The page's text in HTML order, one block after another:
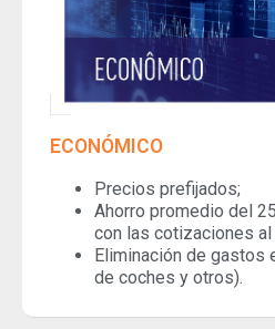
ECONÓMICO
Precios prefijados;
Ahorro promedio del
con las cotizaciones al
Eliminación de gastos
de coches y otros).